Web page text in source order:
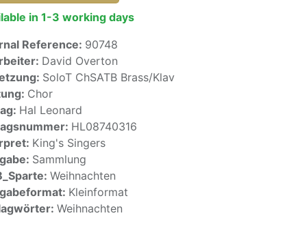
in 1-3 working days
Reference: 90748
David Overton
SoloT ChSATB Brass/Klav
Chor
Hal Leonard
HL08740316
King's Singers
Sammlung
Weihnachten
Kleinformat
Weihnachten